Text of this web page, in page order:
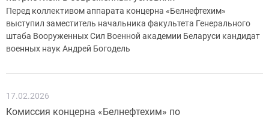
Перед коллективом аппарата концерна «Белнефтехим»
выступил заместитель начальника факультета Генерального
штаба Вооруженных Сил Военной академии Беларуси кандидат
военных наук Андрей Богодель
17.02.2026
Комиссия концерна «Белнефтехим» по